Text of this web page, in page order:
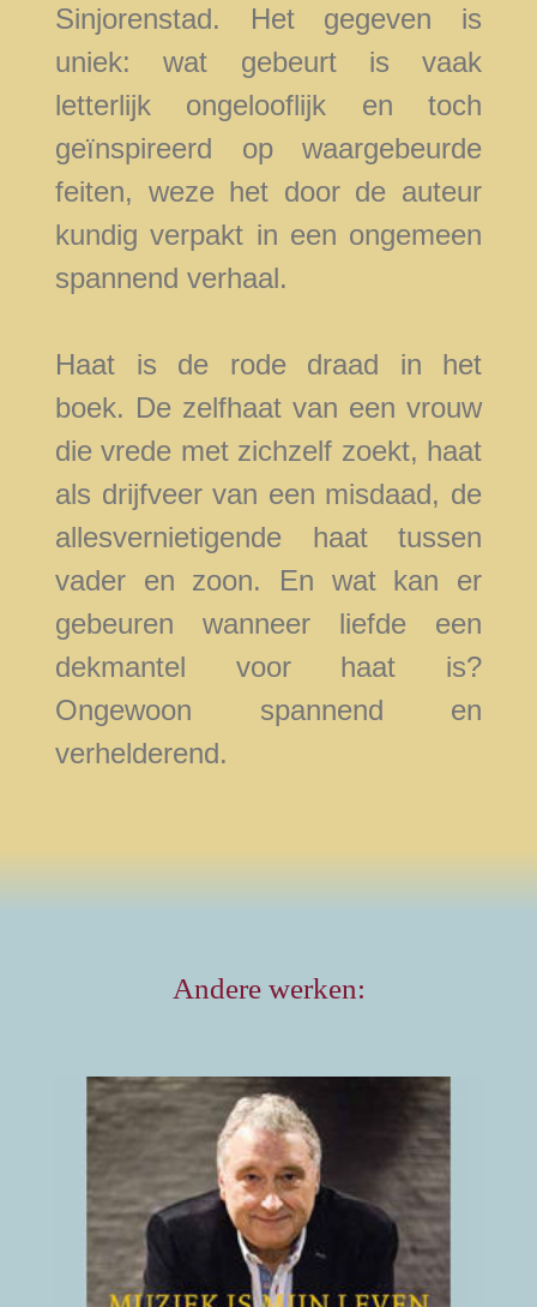
Sinjorenstad. Het gegeven is
uniek: wat gebeurt is vaak
letterlijk ongelooflijk en toch
geïnspireerd op waargebeurde
feiten, weze het door de auteur
kundig verpakt in een ongemeen
spannend verhaal.
Haat is de rode draad in het
boek. De zelfhaat van een vrouw
die vrede met zichzelf zoekt, haat
als drijfveer van een misdaad, de
allesvernietigende haat tussen
vader en zoon. En wat kan er
gebeuren wanneer liefde een
dekmantel voor haat is?
Ongewoon spannend en
verhelderend.
Andere werken:
Muziek is mijn leven
Biografie Lou Roman
2017
(klik hier voor details)